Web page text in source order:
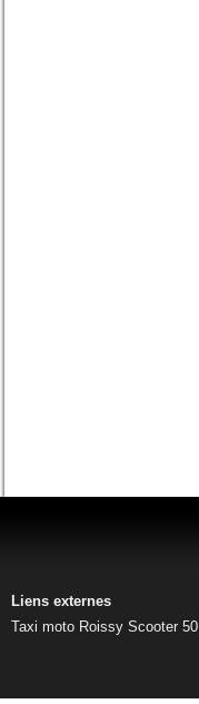
Liens externes
Taxi moto Roissy Scooter 50